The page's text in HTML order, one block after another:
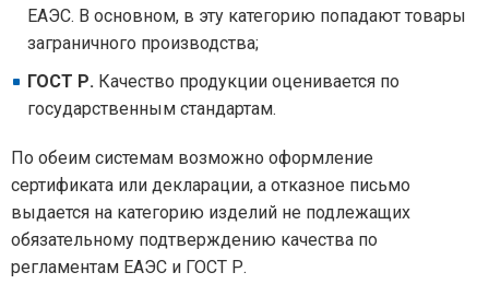
ЕАЭС. В основном, в эту категорию попадают товары
заграничного производства;
ГОСТ Р. Качество продукции оценивается по
государственным стандартам.
По обеим системам возможно оформление
сертификата или декларации, а отказное письмо
выдается на категорию изделий не подлежащих
обязательному подтверждению качества по
регламентам ЕАЭС и ГОСТ Р.